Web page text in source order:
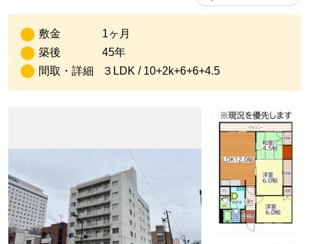
敷金
1ヶ月
築後
45年
間取・詳細
３LDK / 10+2k+6+6+4.5